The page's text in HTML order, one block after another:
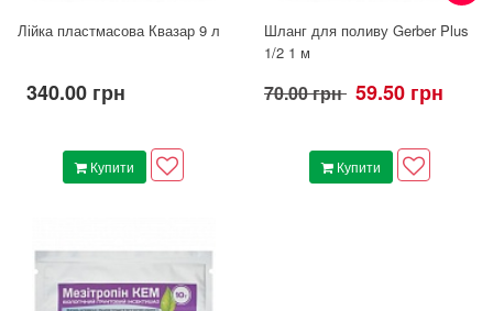
Лійка пластмасова Квазар 9 л
340.00 грн
Купити
Шланг для поливу Gerber Plus
1/2 1 м
70.00 грн 59.50 грн
Купити